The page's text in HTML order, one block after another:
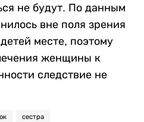
не будут. По данным
вне поля зрения
месте, поэтому
женщины к
следствие не
сестра